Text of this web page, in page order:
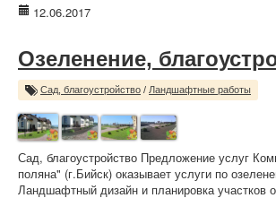
12.06.2017
Озеленение,
Сад, благоустройство / Ландшафтные работы
Сад, благоустройство Предложение услуг
поляна" (г.Бийск) оказывает услуги по
Ландшафтный дизайн и планировка участков